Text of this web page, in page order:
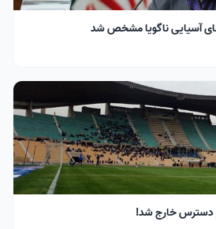
آسیایی ناگویا مشخص شد
دسترس خارج شد!